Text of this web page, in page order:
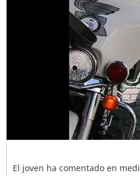
El joven ha comentado en